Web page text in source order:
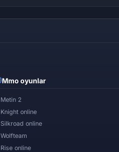
Mmo oyunlar
Metin 2
Knight online
Silkroad online
Wolfteam
Rise online